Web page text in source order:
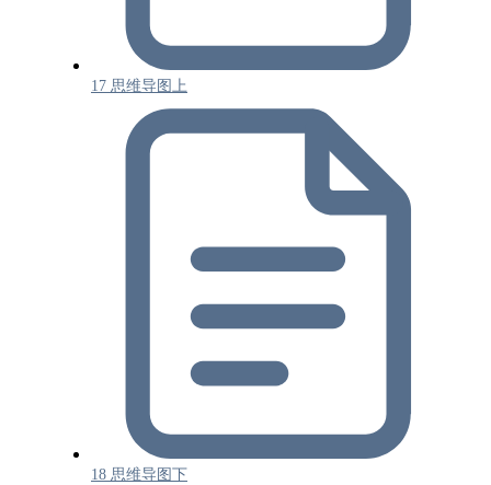
17 思维导图上
18 思维导图下